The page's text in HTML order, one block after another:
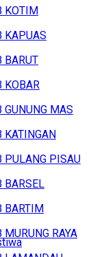
KOTIM
KAPUAS
BARUT
KOBAR
GUNUNG MAS
KATINGAN
PULANG PISAU
BARSEL
BARTIM
RAYA